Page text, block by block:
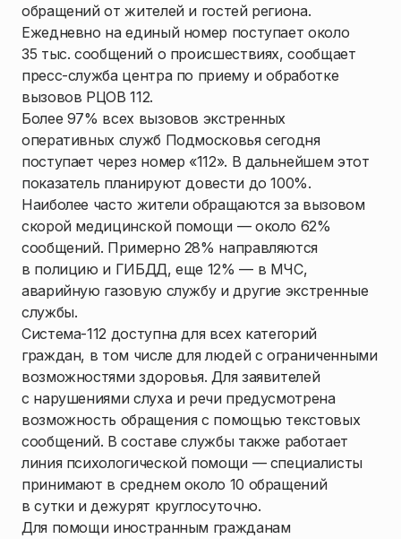
обращений от жителей и гостей региона.
Ежедневно на единый номер поступает около
35 тыс. сообщений о происшествиях, сообщает
пресс-служба центра по приему и обработке
вызовов РЦОВ 112.
Более 97% всех вызовов экстренных
оперативных служб Подмосковья сегодня
поступает через номер «112». В дальнейшем этот
показатель планируют довести до 100%.
Наиболее часто жители обращаются за вызовом
скорой медицинской помощи — около 62%
сообщений. Примерно 28% направляются
в полицию и ГИБДД, еще 12% — в МЧС,
аварийную газовую службу и другие экстренные
службы.
Система-112 доступна для всех категорий
граждан, в том числе для людей с ограниченными
возможностями здоровья. Для заявителей
с нарушениями слуха и речи предусмотрена
возможность обращения с помощью текстовых
сообщений. В составе службы также работает
линия психологической помощи — специалисты
принимают в среднем около 10 обращений
в сутки и дежурят круглосуточно.
Для помощи иностранным гражданам